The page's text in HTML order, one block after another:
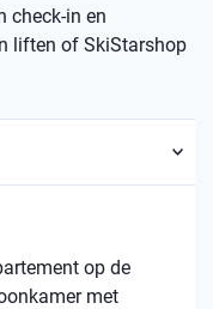
check-in en
liften of SkiStarshop
op de
met